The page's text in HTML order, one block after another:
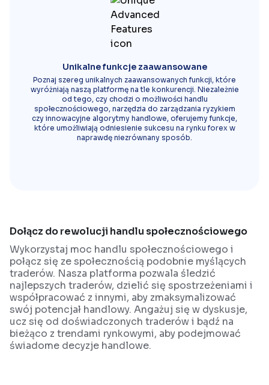
Unikalne funkcje zaawansowane
Poznaj szereg unikalnych zaawansowanych funkcji, które
wyróżniają naszą platformę na tle konkurencji. Niezależnie
od tego, czy chodzi o możliwości handlu
społecznościowego, narzędzia do zarządzania ryzykiem
czy innowacyjne algorytmy handlowe, oferujemy funkcje,
które umożliwiają odniesienie sukcesu na rynku forex w
naprawdę niezrównany sposób.
Dołącz do rewolucji handlu społecznościowego
Wykorzystaj moc handlu społecznościowego i
połącz się ze społecznością podobnie myślących
traderów. Nasza platforma pozwala śledzić
najlepszych traderów, dzielić się spostrzeżeniami i
współpracować z innymi, aby zmaksymalizować
swój potencjał handlowy. Angażuj się w dyskusje,
ucz się od doświadczonych traderów i bądź na
bieżąco z trendami rynkowymi, aby podejmować
świadome decyzje handlowe.